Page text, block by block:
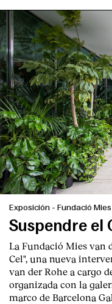
Exposición - Fundació
Suspendre el
La Fundació Mies van
Cel", una nueva
van der Rohe a cargo
organizada con la
marco de Barcelona